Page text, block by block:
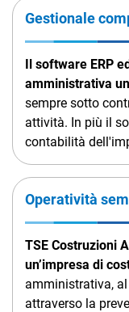
Gestionale
Il software ERP
amministrativa
sempre sotto
attività. In più il
contabilità
Operatività
TSE Costruzioni
un’impresa di
amministrativa,
attraverso la